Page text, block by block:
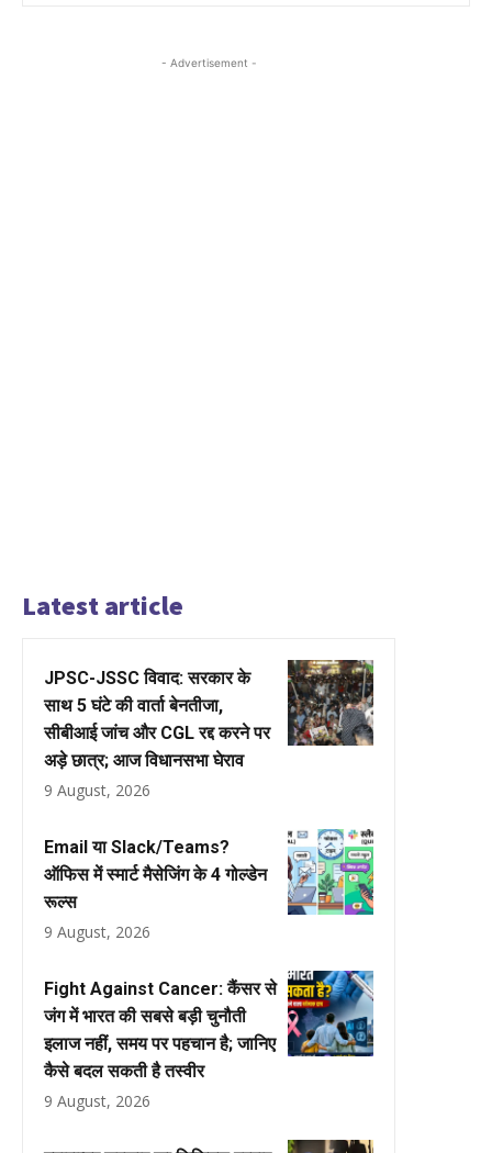
- Advertisement -
Latest article
JPSC-JSSC विवाद: सरकार के
साथ 5 घंटे की वार्ता बेनतीजा,
सीबीआई जांच और CGL रद्द करने पर
अड़े छात्र; आज विधानसभा घेराव
9 August, 2026
Email या Slack/Teams?
ऑफिस में स्मार्ट मैसेजिंग के 4 गोल्डेन
रूल्स
9 August, 2026
Fight Against Cancer: कैंसर से
जंग में भारत की सबसे बड़ी चुनौती
इलाज नहीं, समय पर पहचान है; जानिए
कैसे बदल सकती है तस्वीर
9 August, 2026